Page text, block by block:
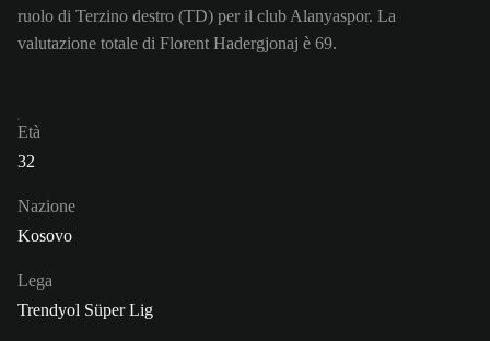
ruolo di Terzino destro (TD) per il club Alanyaspor. La
valutazione totale di Florent Hadergjonaj è 69.
Età
32
Nazione
Kosovo
Lega
Trendyol Süper Lig